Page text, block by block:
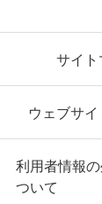
サイ
ウェブサ
利用者情報
ついて